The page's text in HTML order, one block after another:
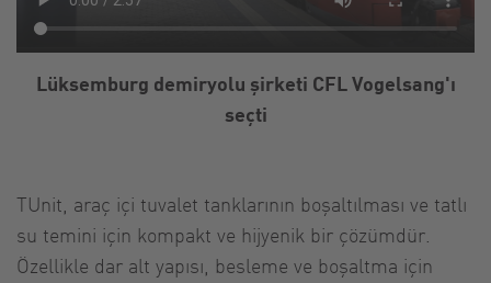
Lüksemburg demiryolu şirketi CFL Vogelsang'ı
seçti
TUnit, araç içi tuvalet tanklarının boşaltılması ve tatlı
su temini için kompakt ve hijyenik bir çözümdür.
Özellikle dar alt yapısı, besleme ve boşaltma için